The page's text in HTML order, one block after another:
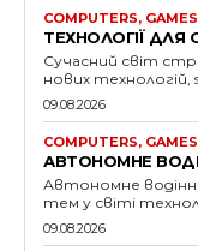
COMPUTERS, GAMES
ТЕХНОЛОГІЇ ДЛЯ
Сучасний світ
09.08.2026
COMPUTERS, GAMES
АВТОНОМНЕ
Автономне
тем у світі
09.08.2026